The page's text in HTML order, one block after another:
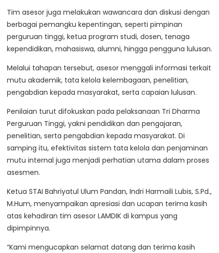
Tim asesor juga melakukan wawancara dan diskusi dengan
berbagai pemangku kepentingan, seperti pimpinan
perguruan tinggi, ketua program studi, dosen, tenaga
kependidikan, mahasiswa, alumni, hingga pengguna lulusan.
Melalui tahapan tersebut, asesor menggali informasi terkait
mutu akademik, tata kelola kelembagaan, penelitian,
pengabdian kepada masyarakat, serta capaian lulusan.
Penilaian turut difokuskan pada pelaksanaan Tri Dharma
Perguruan Tinggi, yakni pendidikan dan pengajaran,
penelitian, serta pengabdian kepada masyarakat. Di
samping itu, efektivitas sistem tata kelola dan penjaminan
mutu internal juga menjadi perhatian utama dalam proses
asesmen.
Ketua STAI Bahriyatul Ulum Pandan, Indri Harmaili Lubis, S.Pd.,
M.Hum, menyampaikan apresiasi dan ucapan terima kasih
atas kehadiran tim asesor LAMDIK di kampus yang
dipimpinnya.
“Kami mengucapkan selamat datang dan terima kasih